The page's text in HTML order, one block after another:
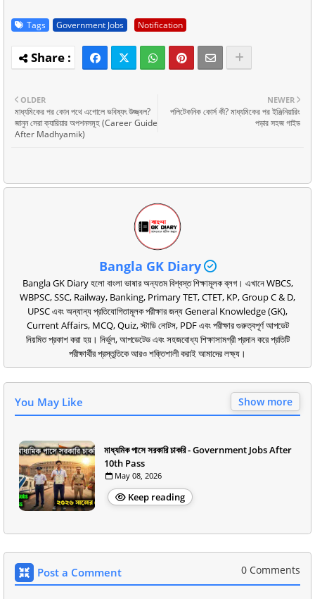
Tags Government Jobs Notification
NEWER
পলিটেকনিক কোর্স কী? মাধ্যমিকের পর ইঞ্জিনিয়ারিং
পড়ার সহজ গাইড
OLDER
মাধ্যমিকের পর কোন পথে এগোলে ভবিষ্যৎ উজ্জ্বল?
জানুন সেরা ক্যারিয়ার অপশনসমূহ (Career Guide
After Madhyamik)
Bangla GK Diary
Bangla GK Diary হলো বাংলা ভাষার অন্যতম বিশ্বস্ত শিক্ষামূলক ব্লগ। এখানে WBCS,
WBPSC, SSC, Railway, Banking, Primary TET, CTET, KP, Group C & D,
UPSC এবং অন্যান্য প্রতিযোগিতামূলক পরীক্ষার জন্য General Knowledge (GK),
Current Affairs, MCQ, Quiz, স্টাডি নোটস, PDF এবং পরীক্ষার গুরুত্বপূর্ণ আপডেট
নিয়মিত প্রকাশ করা হয়। নির্ভুল, আপডেটেড এবং সহজবোধ্য শিক্ষাসামগ্রী প্রদান করে প্রতিটি
পরীক্ষার্থীর প্রস্তুতিকে আরও শক্তিশালী করাই আমাদের লক্ষ্য।
You May Like Show more
মাধ্যমিক পাসে সরকারি চাকরি - Government Jobs After
10th Pass
May 08, 2026
Keep reading
Post a Comment 0 Comments